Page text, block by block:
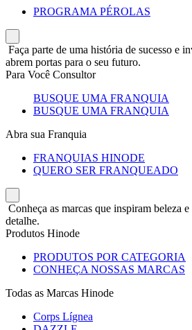
PROGRAMA PÉROLAS
Faça parte de uma história de sucesso e
abrem portas para o seu futuro.
Para Você Consultor
BUSQUE UMA FRANQUIA
BUSQUE UMA FRANQUIA
Abra sua Franquia
FRANQUIAS HINODE
QUERO SER FRANQUEADO
Conheça as marcas que inspiram beleza e
detalhe.
Produtos Hinode
PRODUTOS POR CATEGORIA
CONHEÇA NOSSAS MARCAS
Todas as Marcas Hinode
Corps Lígnea